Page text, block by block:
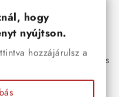
stílusos és tartós
közül, amelyek
darabok is:
,fülbevalók
és
a
ékszerek közül
hogy
nyújtson.
hozzájárulsz a